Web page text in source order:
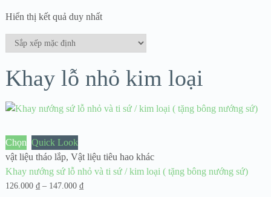
Hiển thị kết quả duy nhất
Khay lỗ nhỏ kim loại
Chọn Quick Look
vật liệu tháo lắp, Vật liệu tiêu hao khác
Khay nướng sứ lỗ nhỏ và ti sứ / kim loại ( tặng bông nướng sứ)
126.000 ₫ – 147.000 ₫Khoảng